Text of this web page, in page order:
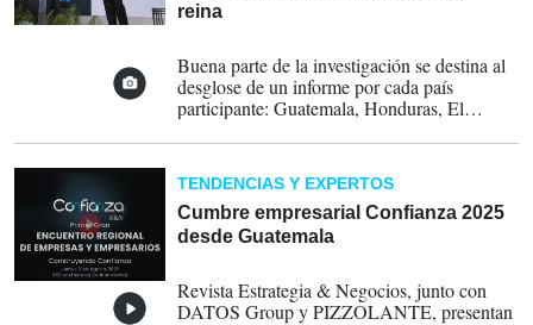
reina
Buena parte de la investigación se destina al
desglose de un informe por cada país
participante: Guatemala, Honduras, El
En la visión regional, el estudio devela a Los
50 Líderes Empresariales de Alta Confianza
en Centroamérica 2025, tanto para los
perfiles informado y general, así como a las
mujeres líderes con resultados más
TENDENCIAS Y EXPERTOS
Cumbre empresarial Confianza 2025
desde Guatemala
Revista Estrategia & Negocios, junto con
DATOS Group y PIZZOLANTE, presentan